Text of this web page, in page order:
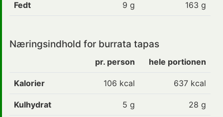
Fedt 9 g 163 g
Næringsindhold for burrata tapas
pr. person hele portionen
Kalorier 106 kcal 637 kcal
Kulhydrat 5 g 28 g